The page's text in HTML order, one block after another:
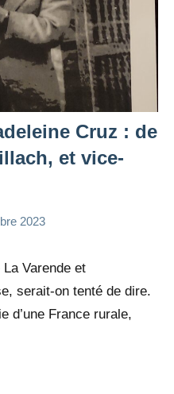
Cruz : de
et vice-
2023
Varende et
serait-on tenté de dire.
d’une France rurale,